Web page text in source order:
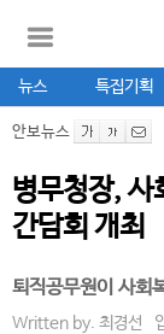
뉴스 특집기획
안보뉴스
병무청장, 사
간담회 개최
퇴직공무원이 사회
Written by. 최경선